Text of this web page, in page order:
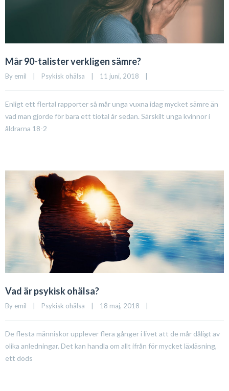
Mår 90-talister verkligen sämre?
By emil | Psykisk ohälsa | 11 juni, 2018 |
Enligt ett flertal rapporter så mår unga vuxna idag mycket sämre än
vad man gjorde för bara ett tiotal år sedan. Särskilt unga kvinnor i
åldrarna 18-2
Vad är psykisk ohälsa?
By emil Psykisk ohälsa 18 maj, 2018
De flesta människor upplever flera gånger i livet att de mår dåligt av
olika anledningar. Det kan handla om allt ifrån för mycket läxläsning,
ett döds